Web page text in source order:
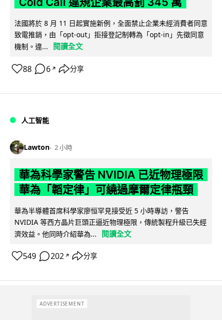
法國將於 8 月 11 日起實施新例，全面禁止企業未經消費者同意
致電推銷，由「opt-out」拒接登記制轉為「opt-in」先徵同意
機制。違...
閱讀全文
88 6 ↗ 分享
人工智能
Lawton 2 小時
華為科學家警告 NVIDIA 已近物理極限
華為「韜定律」可繞過摩爾定律瓶頸
華為半導體首席科學家廖恒罕見接受近 5 小時專訪，警告
NVIDIA 等西方晶片巨頭正逼近物理極限，傳統製程升級已失經
濟效益。他同時介紹華為...
閱讀全文
549 202 ↗ 分享
ADVERTISEMENT